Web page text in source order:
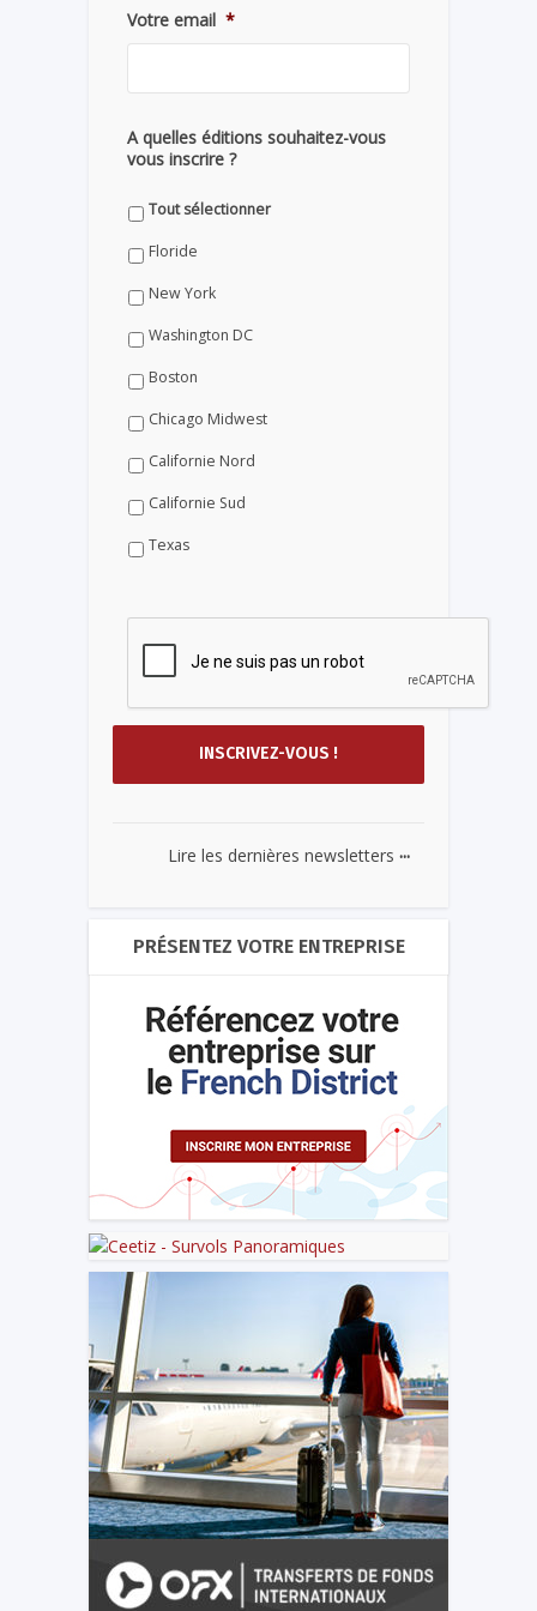
Votre email *
A quelles éditions souhaitez-vous
vous inscrire ?
Tout sélectionner
Floride
New York
Washington DC
Boston
Chicago Midwest
Californie Nord
Californie Sud
Texas
Lire les dernières newsletters ...
PRÉSENTEZ VOTRE ENTREPRISE